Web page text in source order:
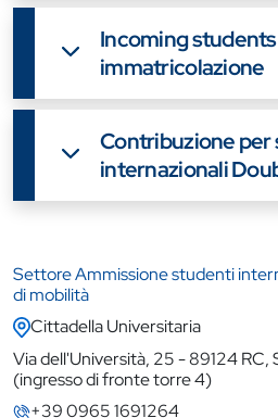
Contatti
Contatti
Settore Ammissione studenti
di mobilità
Cittadella Universitaria
Via dell'Università, 25 - 89124 RC,
(ingresso di fronte torre 4)
+39 0965 1691264
Incoming
immatricolazione
Contribuzione
internazionali